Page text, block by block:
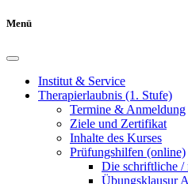
Menü
Institut & Service
Therapierlaubnis (1. Stufe)
Termine & Anmeldung
Ziele und Zertifikat
Inhalte des Kurses
Prüfungshilfen (online)
Die schriftliche /
Übungsklausur